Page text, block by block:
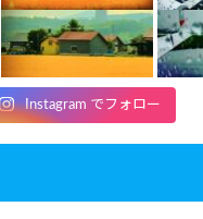
Instagram でフォロー